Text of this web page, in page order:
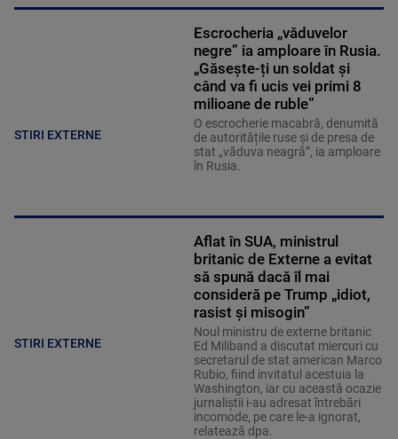
STIRI EXTERNE
Escrocheria „văduvelor
negre” ia amploare în Rusia.
„Găsește-ți un soldat și
când va fi ucis vei primi 8
milioane de ruble”
O escrocherie macabră, denumită
de autoritățile ruse și de presa de
stat „văduva neagră”, ia amploare
în Rusia.
STIRI EXTERNE
Aflat în SUA, ministrul
britanic de Externe a evitat
să spună dacă îl mai
consideră pe Trump „idiot,
rasist și misogin”
Noul ministru de externe britanic
Ed Miliband a discutat miercuri cu
secretarul de stat american Marco
Rubio, fiind invitatul acestuia la
Washington, iar cu această ocazie
jurnaliştii i-au adresat întrebări
incomode, pe care le-a ignorat,
relatează dpa.